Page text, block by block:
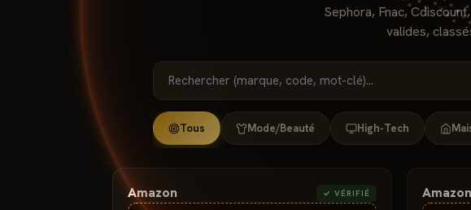
Sephora, Fnac,
valides,
Tous Mode/Beauté High-Tech
Amazon ✓ VÉRIFIÉ Amazon